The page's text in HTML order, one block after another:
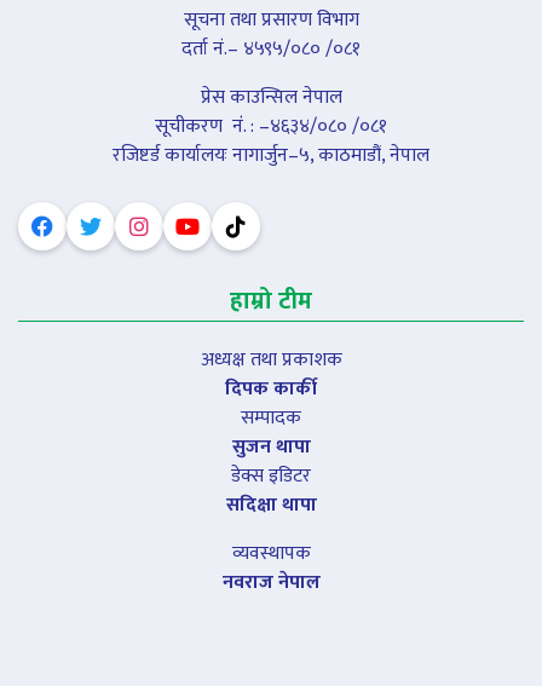
सूचना तथा प्रसारण विभाग
दर्ता नं.– ४५९५/०८० /०८१
प्रेस काउन्सिल नेपाल
सूचीकरण नंं. : –४६३४/०८० /०८१
रजिष्टर्ड कार्यालयः नागार्जुन–५, काठमाडौं, नेपाल
हाम्रो टीम
अध्यक्ष तथा प्रकाशक
दिपक कार्की
सम्पादक
सुजन थापा
डेक्स इडिटर
सदिक्षा थापा
व्यवस्थापक
नवराज नेपाल